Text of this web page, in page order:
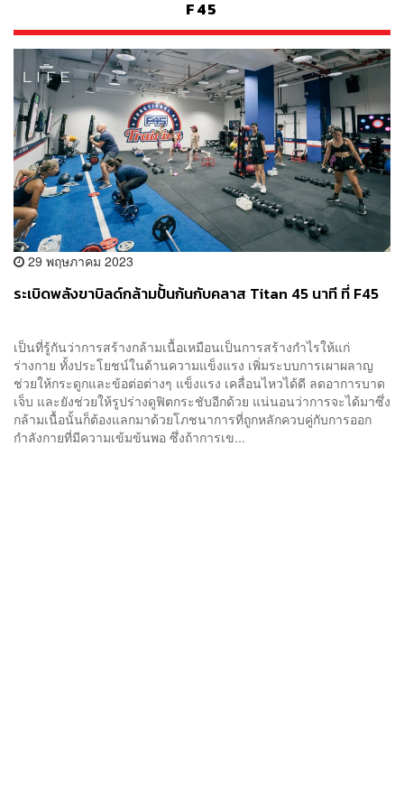
F45
29 พฤษภาคม 2023
ระเบิดพลังขาบิลด์กล้ามปั้นก้นกับคลาส Titan 45 นาที ที่ F45
เป็นที่รู้กันว่าการสร้างกล้ามเนื้อเหมือนเป็นการสร้างกำไรให้แก่
ร่างกาย ทั้งประโยชน์ในด้านความแข็งแรง เพิ่มระบบการเผาผลาญ
ช่วยให้กระดูกและข้อต่อต่างๆ แข็งแรง เคลื่อนไหวได้ดี ลดอาการบาด
เจ็บ และยังช่วยให้รูปร่างดูฟิตกระชับอีกด้วย แน่นอนว่าการจะได้มาซึ่ง
กล้ามเนื้อนั้นก็ต้องแลกมาด้วยโภชนาการที่ถูกหลักควบคู่กับการออก
กำลังกายที่มีความเข้มข้นพอ ซึ่งถ้าการเข...